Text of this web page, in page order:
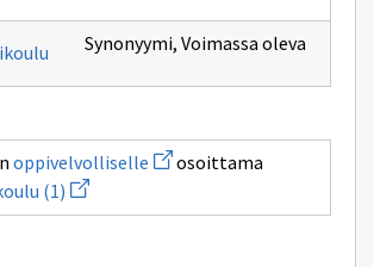
Synonyymi, Voimassa oleva
oppivelvolliselle Avaa
uuden
sivulle
osoittama
(1) Avaa
uuden
ikkunan